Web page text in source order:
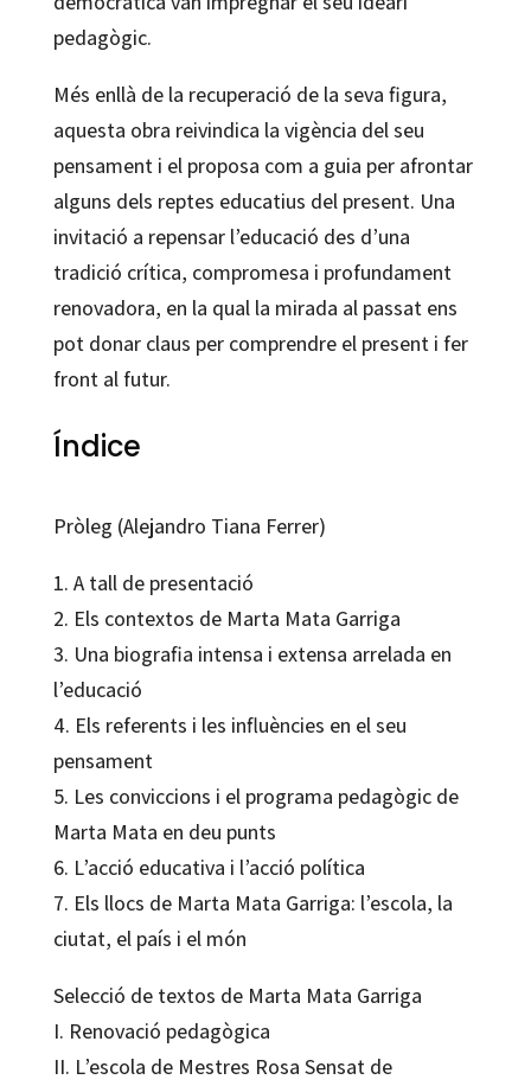
pedagògic.
Més enllà de la recuperació de la seva figura,
aquesta obra reivindica la vigència del seu
pensament i el proposa com a guia per afrontar
alguns dels reptes educatius del present. Una
invitació a repensar l’educació des d’una
tradició crítica, compromesa i profundament
renovadora, en la qual la mirada al passat ens
pot donar claus per comprendre el present i fer
front al futur.
Índice
Pròleg (Alejandro Tiana Ferrer)
1. A tall de presentació
2. Els contextos de Marta Mata Garriga
3. Una biografia intensa i extensa arrelada en
l’educació
4. Els referents i les influències en el seu
pensament
5. Les conviccions i el programa pedagògic de
Marta Mata en deu punts
6. L’acció educativa i l’acció política
7. Els llocs de Marta Mata Garriga: l’escola, la
ciutat, el país i el món
Selecció de textos de Marta Mata Garriga
I. Renovació pedagògica
II. L’escola de Mestres Rosa Sensat de